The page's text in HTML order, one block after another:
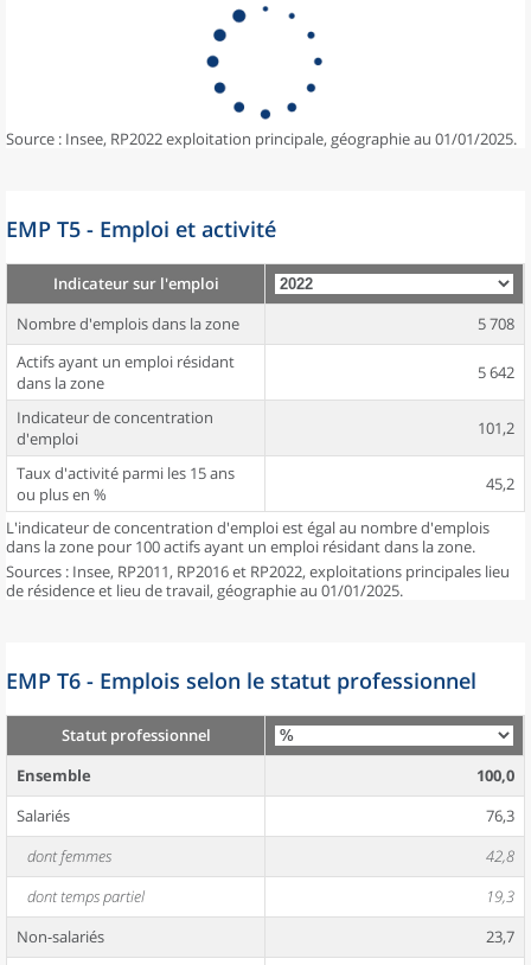
Source : Insee, RP2022 exploitation principale, géographie au 01/01/2025.
EMP T5 - Emploi et activité
Indicateur sur l'emploi
Nombre d'emplois dans la zone
5 708
Actifs ayant un emploi résidant
dans la zone
5 642
Indicateur de concentration
d'emploi
101,2
Taux d'activité parmi les 15 ans
ou plus en %
45,2
L'indicateur de concentration d'emploi est égal au nombre d'emplois
dans la zone pour 100 actifs ayant un emploi résidant dans la zone.
Sources : Insee, RP2011, RP2016 et RP2022, exploitations principales lieu
de résidence et lieu de travail, géographie au 01/01/2025.
EMP T6 - Emplois selon le statut professionnel
Statut professionnel
Ensemble
100,0
Salariés
76,3
dont femmes
42,8
dont temps partiel
19,3
Non-salariés
23,7